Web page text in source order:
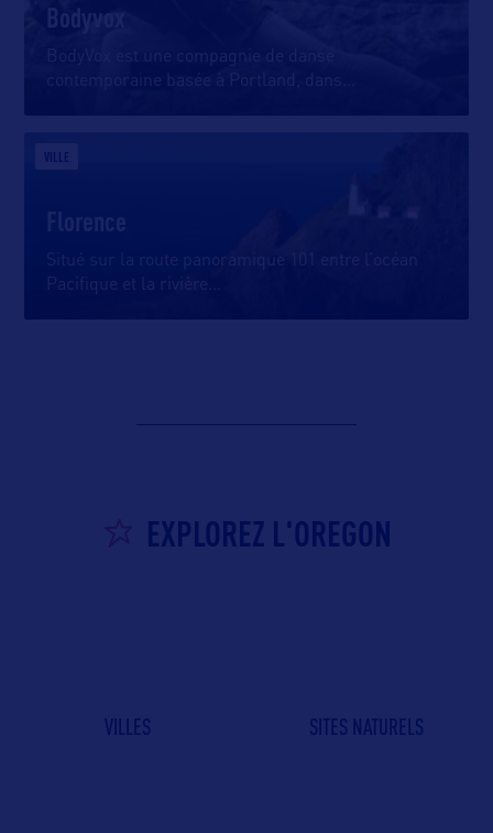
Bodyvox
contemporaine basée à Portland, dans
VILLE
Florence
Situé sur la route panoramique 101 entre l’océan
Pacifique et la rivière
EXPLOREZ L'OREGON
VILLES SITES NATURELS